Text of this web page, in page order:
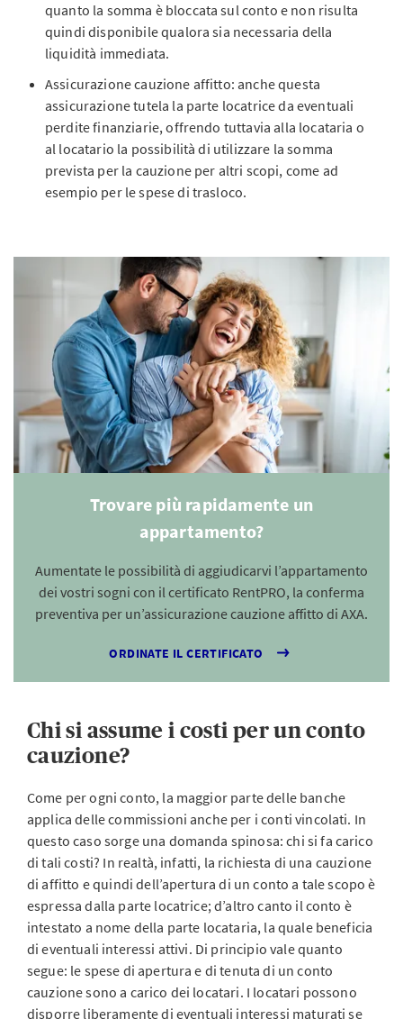
quanto la somma è bloccata sul conto e non risulta
quindi disponibile qualora sia necessaria della
liquidità immediata.
Assicurazione cauzione affitto: anche questa
assicurazione tutela la parte locatrice da eventuali
perdite finanziarie, offrendo tuttavia alla locataria o
al locatario la possibilità di utilizzare la somma
prevista per la cauzione per altri scopi, come ad
esempio per le spese di trasloco.
Trovare più rapidamente un
appartamento?
Aumentate le possibilità di aggiudicarvi l’appartamento
dei vostri sogni con il certificato RentPRO, la conferma
preventiva per un’assicurazione cauzione affitto di AXA.
ORDINATE IL CERTIFICATO
Chi si assume i costi per un conto
cauzione?
Come per ogni conto, la maggior parte delle banche
applica delle commissioni anche per i conti vincolati. In
questo caso sorge una domanda spinosa: chi si fa carico
di tali costi? In realtà, infatti, la richiesta di una cauzione
di affitto e quindi dell’apertura di un conto a tale scopo è
espressa dalla parte locatrice; d’altro canto il conto è
intestato a nome della parte locataria, la quale beneficia
di eventuali interessi attivi. Di principio vale quanto
segue: le spese di apertura e di tenuta di un conto
cauzione sono a carico dei locatari. I locatari possono
disporre liberamente di eventuali interessi maturati se